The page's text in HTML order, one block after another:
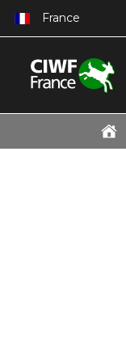
France